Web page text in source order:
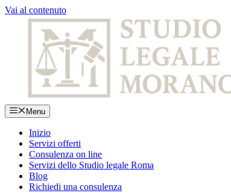
Vai al contenuto
Menu
Inizio
Servizi offerti
Consulenza on line
Servizi dello Studio legale Roma
Blog
Richiedi una consulenza